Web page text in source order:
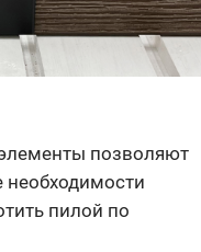
позволяют
необходимости
пилой по